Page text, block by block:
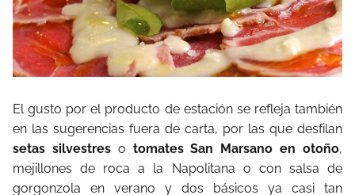
El gusto por el producto de estación se refleja también
en las sugerencias fuera de carta, por las que desfilan
setas silvestreso tomates San Marsano en otoño,
mejillones de roca a la Napolitana o con salsa de
gorgonzola en verano y dos básicos ya casi tan